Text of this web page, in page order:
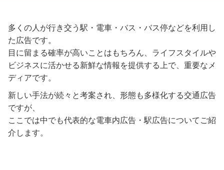
多くの人が行き交う駅・電車・バス・バス停などを利用し
た広告です。
目に留まる確率が高いことはもちろん、ライフスタイルや
ビジネスに活かせる新鮮な情報を提供する上で、重要なメ
ディアです。
新しい手法が続々と考案され、形態も多様化する交通広告
ですが、
ここでは中でも代表的な電車内広告・駅広告についてご紹
介します。